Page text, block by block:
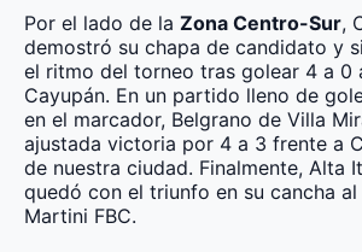
Por el lado de la Zona Centro-Sur,
demostró su chapa de candidato y
el ritmo del torneo tras golear 4 a 0
Cayupán. En un partido lleno de
en el marcador, Belgrano de Villa
ajustada victoria por 4 a 3 frente a
de nuestra ciudad. Finalmente, Alta
quedó con el triunfo en su cancha
Martini FBC.